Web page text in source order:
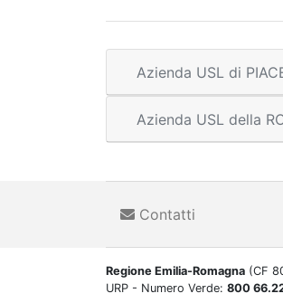
Azienda USL di
Azienda USL della
Contatti
Regione Emilia-Romagna (CF
URP - Numero Verde: 800